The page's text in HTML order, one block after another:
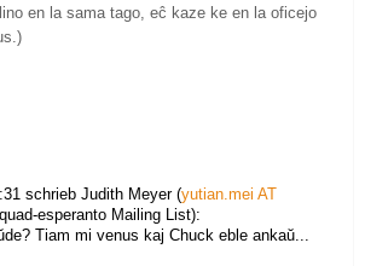
en la sama tago, eĉ kaze ke en la oficejo
schrieb Judith Meyer (yutian.mei AT
esperanto Mailing List):
Tiam mi venus kaj Chuck eble ankaŭ...